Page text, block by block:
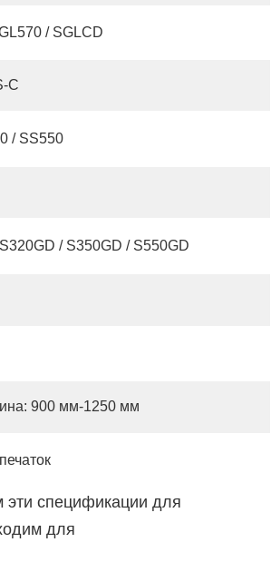
/ SGLCD
C
/ SS550
/ S350GD / S550GD
900 мм-1250 мм
эти спецификации для
для